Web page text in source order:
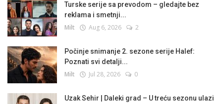
Turske serije sa prevodom – gledajte bez
reklama i smetnji...
Milt Aug 6, 2026 2
Počinje snimanje 2. sezone serije Halef:
Poznati svi detalji...
Milt Jul 28, 2026 0
Uzak Sehir | Daleki grad – U treću sezonu ulazi